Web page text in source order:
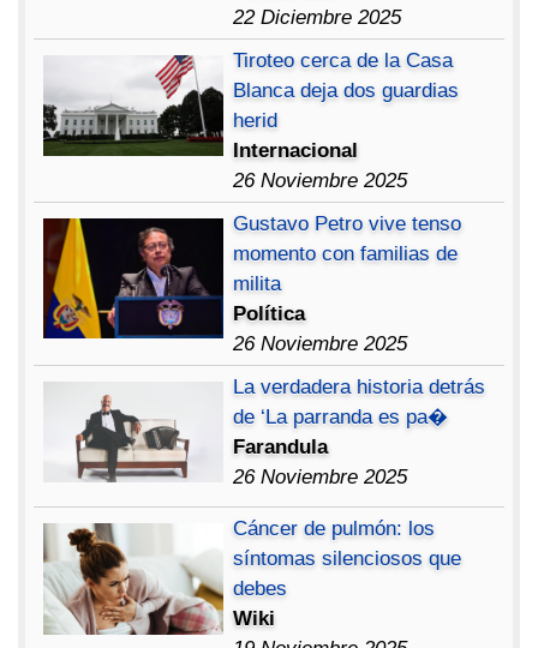
22 Diciembre 2025
Tiroteo cerca de la Casa
Blanca deja dos guardias
herid
Internacional
26 Noviembre 2025
Gustavo Petro vive tenso
momento con familias de
milita
Política
26 Noviembre 2025
La verdadera historia detrás
de ‘La parranda es pa�
Farandula
26 Noviembre 2025
Cáncer de pulmón: los
síntomas silenciosos que
debes
Wiki